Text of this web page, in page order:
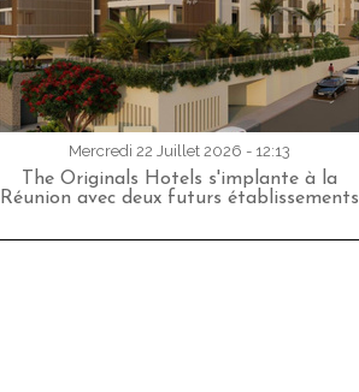
Mercredi 22 Juillet 2026 - 12:13
The Originals Hotels s'implante à la
Réunion avec deux futurs établissements